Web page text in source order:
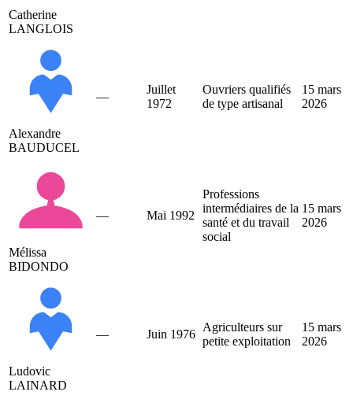
Catherine
LANGLOIS
Alexandre
BAUDUCEL
—
Juillet
1972
Ouvriers qualifiés
de type artisanal
15 mars
2026
Mélissa
BIDONDO
— Mai 1992
Professions
intermédiaires de la
santé et du travail
social
15 mars
2026
Ludovic
LAINARD
— Juin 1976
Agriculteurs sur
petite exploitation
15 mars
2026